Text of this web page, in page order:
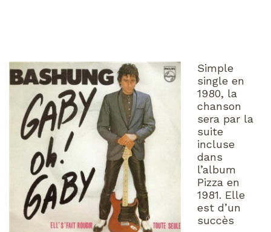
Simple
single en
1980, la
chanson
sera par la
suite
incluse
dans
l’album
Pizza en
1981. Elle
est d’un
succès